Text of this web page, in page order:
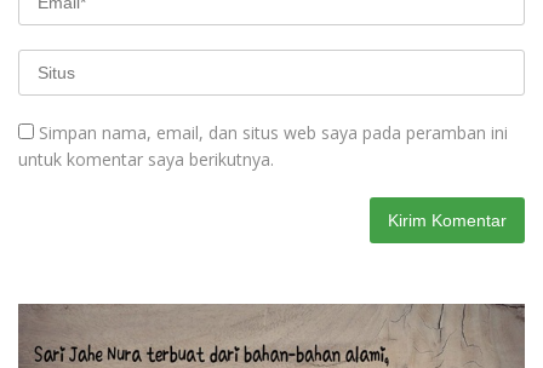
Simpan nama, email, dan situs web saya pada peramban ini
untuk komentar saya berikutnya.